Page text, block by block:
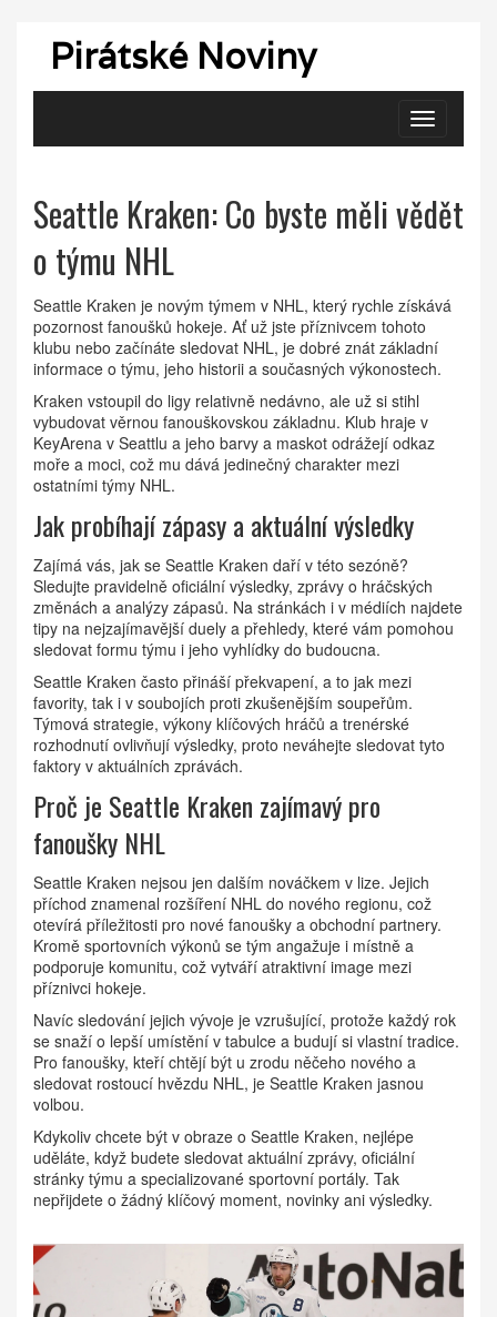
Pirátské Noviny
Zobrazit
navigaci
Seattle Kraken: Co byste měli vědět
o týmu NHL
Seattle Kraken je novým týmem v NHL, který rychle získává
pozornost fanoušků hokeje. Ať už jste příznivcem tohoto
klubu nebo začínáte sledovat NHL, je dobré znát základní
informace o týmu, jeho historii a současných výkonostech.
Kraken vstoupil do ligy relativně nedávno, ale už si stihl
vybudovat věrnou fanouškovskou základnu. Klub hraje v
KeyArena v Seattlu a jeho barvy a maskot odrážejí odkaz
moře a moci, což mu dává jedinečný charakter mezi
ostatními týmy NHL.
Jak probíhají zápasy a aktuální výsledky
Zajímá vás, jak se Seattle Kraken daří v této sezóně?
Sledujte pravidelně oficiální výsledky, zprávy o hráčských
změnách a analýzy zápasů. Na stránkách i v médiích najdete
tipy na nejzajímavější duely a přehledy, které vám pomohou
sledovat formu týmu i jeho vyhlídky do budoucna.
Seattle Kraken často přináší překvapení, a to jak mezi
favority, tak i v soubojích proti zkušenějším soupeřům.
Týmová strategie, výkony klíčových hráčů a trenérské
rozhodnutí ovlivňují výsledky, proto neváhejte sledovat tyto
faktory v aktuálních zprávách.
Proč je Seattle Kraken zajímavý pro
fanoušky NHL
Seattle Kraken nejsou jen dalším nováčkem v lize. Jejich
příchod znamenal rozšíření NHL do nového regionu, což
otevírá příležitosti pro nové fanoušky a obchodní partnery.
Kromě sportovních výkonů se tým angažuje i místně a
podporuje komunitu, což vytváří atraktivní image mezi
příznivci hokeje.
Navíc sledování jejich vývoje je vzrušující, protože každý rok
se snaží o lepší umístění v tabulce a budují si vlastní tradice.
Pro fanoušky, kteří chtějí být u zrodu něčeho nového a
sledovat rostoucí hvězdu NHL, je Seattle Kraken jasnou
volbou.
Kdykoliv chcete být v obraze o Seattle Kraken, nejlépe
uděláte, když budete sledovat aktuální zprávy, oficiální
stránky týmu a specializované sportovní portály. Tak
nepřijdete o žádný klíčový moment, novinky ani výsledky.